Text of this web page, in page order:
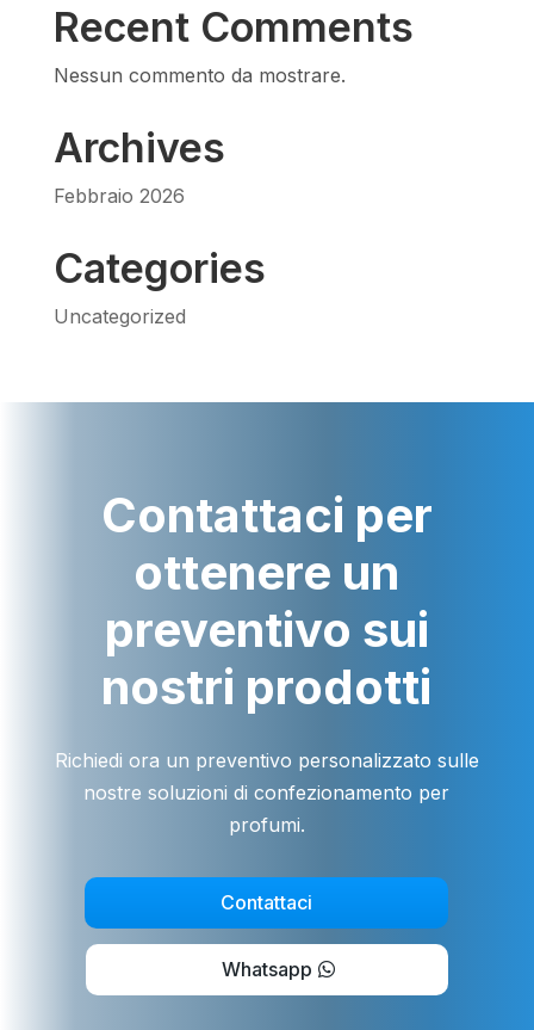
Recent Comments
Nessun commento da mostrare.
Archives
Febbraio 2026
Categories
Uncategorized
Contattaci per
ottenere un
preventivo sui
nostri prodotti
Richiedi ora un preventivo personalizzato sulle
nostre soluzioni di confezionamento per
profumi.
Contattaci
Whatsapp